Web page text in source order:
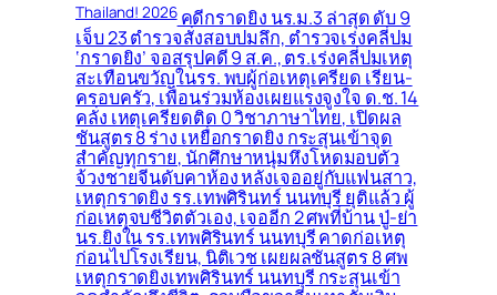
Thailand! 2026คดีกราดยิง นร.ม.3 ล่าสุด ดับ 9
เจ็บ 23 ตำรวจสั่งสอบปมลึก, ตำรวจเร่งคลี่ปม
‘กราดยิง’ จอสรุปคดี 9 ส.ค., ตร.เร่งคลี่ปมเหตุ
สะเทือนขวัญในรร. พบผู้ก่อเหตุเครียด เรียน-
ครอบครัว, เพื่อนร่วมห้องเผยแรงจูงใจ ด.ช. 14
คลั่ง เหตุเครียดติด 0 วิชาภาษาไทย, เปิดผล
ชันสูตร 8 ร่าง เหยื่อกราดยิง กระสุนเข้าจุด
สำคัญทุกราย, นักศึกษาหนุ่มหึงโหดมอบตัว
จ้วงชายจีนดับคาห้อง หลังเจออยู่กับแฟนสาว,
เหตุกราดยิง รร.เทพศิรินทร์ นนทบุรี ยุติแล้ว ผู้
ก่อเหตุจบชีวิตตัวเอง, เจออีก 2 ศพที่บ้าน ปู่-ย่า
นร.ยิงใน รร.เทพศิรินทร์ นนทบุรี คาดก่อเหตุ
ก่อนไปโรงเรียน, นิติเวช เผยผลชันสูตร 8 ศพ
เหตุกราดยิงเทพศิรินทร์ นนทบุรี กระสุนเข้า